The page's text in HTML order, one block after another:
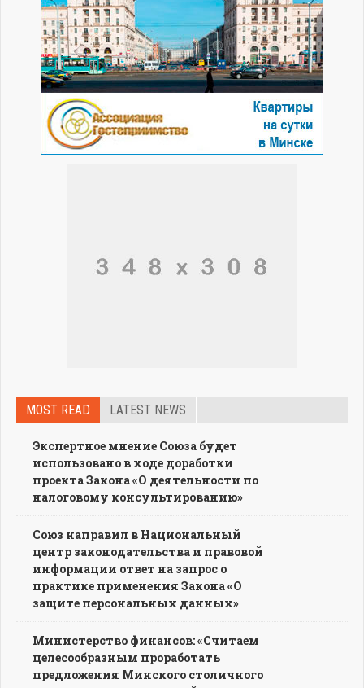
MOST READ LATEST NEWS
Экспертное мнение Союза будет
использовано в ходе доработки
проекта Закона «О деятельности по
налоговому консультированию»
Союз направил в Национальный
центр законодательства и правовой
информации ответ на запрос о
практике применения Закона «О
защите персональных данных»
Министерство финансов: «Считаем
целесообразным проработать
предложения Минского столичного